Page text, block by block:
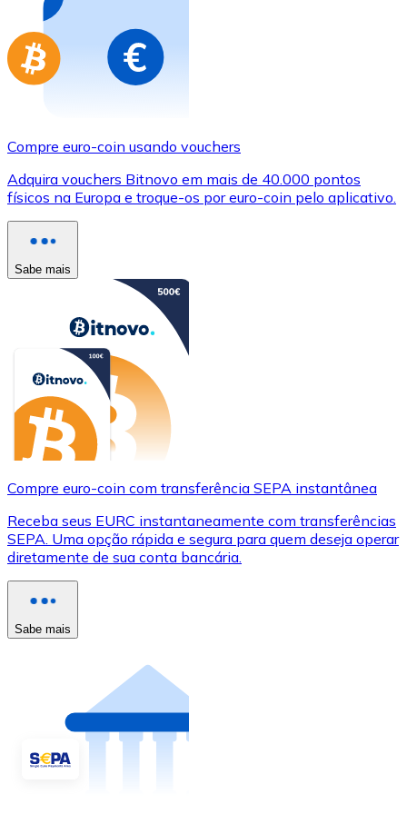
Compre euro-coin usando vouchers
Adquira vouchers Bitnovo em mais de 40.000 pontos
físicos na Europa e troque-os por euro-coin pelo aplicativo.
Sabe mais
Compre euro-coin com transferência SEPA instantânea
Receba seus EURC instantaneamente com transferências
SEPA. Uma opção rápida e segura para quem deseja operar
diretamente de sua conta bancária.
Sabe mais